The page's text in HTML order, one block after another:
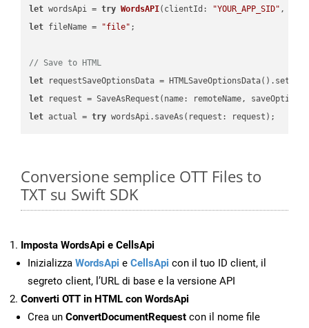
let wordsApi = try WordsAPI( clientId: "YOUR_APP_SID" ,
let fileName = "file" ;
// Save to HTML
let requestSaveOptionsData =
let request = SaveAsRequest(name: remoteName,
let actual = try
Conversione semplice OTT Files to
TXT su Swift SDK
Imposta WordsApi e CellsApi
Inizializza WordsApi e CellsApi con il tuo ID client, il
segreto client, l’URL di base e la versione API
Converti OTT in HTML con WordsApi
Crea un ConvertDocumentRequest con il nome file